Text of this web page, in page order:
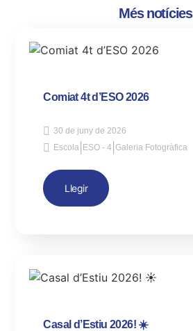
Més notícies
Comiat 4t d’ESO 2026
30 de juny de 2026
Escola ESO - 4 |Galeria Fotogràfica
Llegir
Casal d’Estiu 2026! ☀️